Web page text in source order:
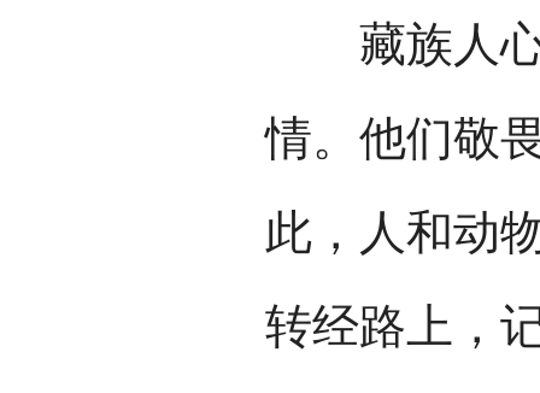
藏族人心
情。他们敬
此，人和动
转经路上，